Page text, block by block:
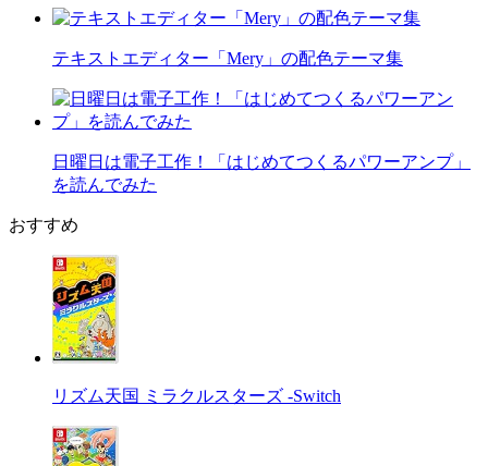
テキストエディター「Mery」の配色テーマ集
日曜日は電子工作！「はじめてつくるパワーアンプ」
を読んでみた
おすすめ
リズム天国 ミラクルスターズ -Switch